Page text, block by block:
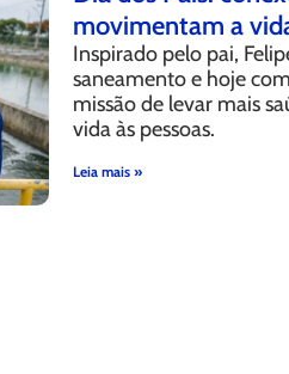
movimentam a
Inspirado pelo pai,
saneamento e hoje
missão de levar mais
vida às pessoas.
Leia mais »